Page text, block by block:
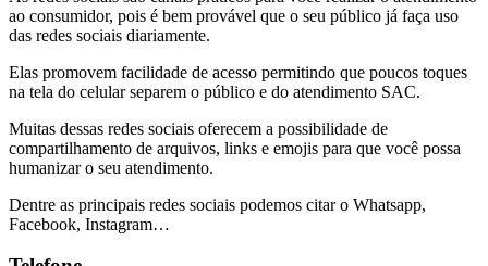
ao consumidor, pois é bem provável que o seu público já faça uso
das redes sociais diariamente.
Elas promovem facilidade de acesso permitindo que poucos toques
na tela do celular separem o público e do atendimento SAC.
Muitas dessas redes sociais oferecem a possibilidade de
compartilhamento de arquivos, links e emojis para que você possa
humanizar o seu atendimento.
Dentre as principais redes sociais podemos citar o Whatsapp,
Facebook, Instagram…